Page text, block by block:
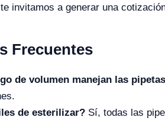
invitamos a generar una
Frecuentes
de volumen manejan las
de esterilizar? Sí, todas las